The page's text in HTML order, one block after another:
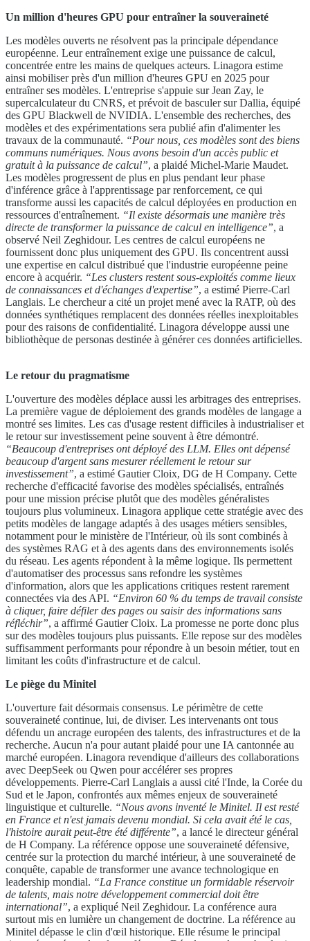
Un million d'heures GPU pour entraîner la souveraineté
Les modèles ouverts ne résolvent pas la principale dépendance
européenne. Leur entraînement exige une puissance de calcul,
concentrée entre les mains de quelques acteurs. Linagora estime
ainsi mobiliser près d'un million d'heures GPU en 2025 pour
entraîner ses modèles. L'entreprise s'appuie sur Jean Zay, le
supercalculateur du CNRS, et prévoit de basculer sur Dallia, équipé
des GPU Blackwell de NVIDIA. L'ensemble des recherches, des
modèles et des expérimentations sera publié afin d'alimenter les
travaux de la communauté. “Pour nous, ces modèles sont des biens
communs numériques. Nous avons besoin d'un accès public et
gratuit à la puissance de calcul”, a plaidé Michel-Marie Maudet.
Les modèles progressent de plus en plus pendant leur phase
d'inférence grâce à l'apprentissage par renforcement, ce qui
transforme aussi les capacités de calcul déployées en production en
ressources d'entraînement. “Il existe désormais une manière très
directe de transformer la puissance de calcul en intelligence”, a
observé Neil Zeghidour. Les centres de calcul européens ne
fournissent donc plus uniquement des GPU. Ils concentrent aussi
une expertise en calcul distribué que l'industrie européenne peine
encore à acquérir. “Les clusters restent sous-exploités comme lieux
de connaissances et d'échanges d'expertise”, a estimé Pierre-Carl
Langlais. Le chercheur a cité un projet mené avec la RATP, où des
données synthétiques remplacent des données réelles inexploitables
pour des raisons de confidentialité. Linagora développe aussi une
bibliothèque de personas destinée à générer ces données artificielles.
Le retour du pragmatisme
L'ouverture des modèles déplace aussi les arbitrages des entreprises.
La première vague de déploiement des grands modèles de langage a
montré ses limites. Les cas d'usage restent difficiles à industrialiser et
le retour sur investissement peine souvent à être démontré.
“Beaucoup d'entreprises ont déployé des LLM. Elles ont dépensé
beaucoup d'argent sans mesurer réellement le retour sur
investissement”, a estimé Gautier Cloix, DG de H Company. Cette
recherche d'efficacité favorise des modèles spécialisés, entraînés
pour une mission précise plutôt que des modèles généralistes
toujours plus volumineux. Linagora applique cette stratégie avec des
petits modèles de langage adaptés à des usages métiers sensibles,
notamment pour le ministère de l'Intérieur, où ils sont combinés à
des systèmes RAG et à des agents dans des environnements isolés
du réseau. Les agents répondent à la même logique. Ils permettent
d'automatiser des processus sans refondre les systèmes
d'information, alors que les applications critiques restent rarement
connectées via des API. “Environ 60 % du temps de travail consiste
à cliquer, faire défiler des pages ou saisir des informations sans
réfléchir”, a affirmé Gautier Cloix. La promesse ne porte donc plus
sur des modèles toujours plus puissants. Elle repose sur des modèles
suffisamment performants pour répondre à un besoin métier, tout en
limitant les coûts d'infrastructure et de calcul.
Le piège du Minitel
L'ouverture fait désormais consensus. Le périmètre de cette
souveraineté continue, lui, de diviser. Les intervenants ont tous
défendu un ancrage européen des talents, des infrastructures et de la
recherche. Aucun n'a pour autant plaidé pour une IA cantonnée au
marché européen. Linagora revendique d'ailleurs des collaborations
avec DeepSeek ou Qwen pour accélérer ses propres
développements. Pierre-Carl Langlais a aussi cité l'Inde, la Corée du
Sud et le Japon, confrontés aux mêmes enjeux de souveraineté
linguistique et culturelle. “Nous avons inventé le Minitel. Il est resté
en France et n'est jamais devenu mondial. Si cela avait été le cas,
l'histoire aurait peut-être été différente”, a lancé le directeur général
de H Company. La référence oppose une souveraineté défensive,
centrée sur la protection du marché intérieur, à une souveraineté de
conquête, capable de transformer une avance technologique en
leadership mondial. “La France constitue un formidable réservoir
de talents, mais notre développement commercial doit être
international”, a expliqué Neil Zeghidour. La conférence aura
surtout mis en lumière un changement de doctrine. La référence au
Minitel dépasse le clin d'œil historique. Elle résume le principal